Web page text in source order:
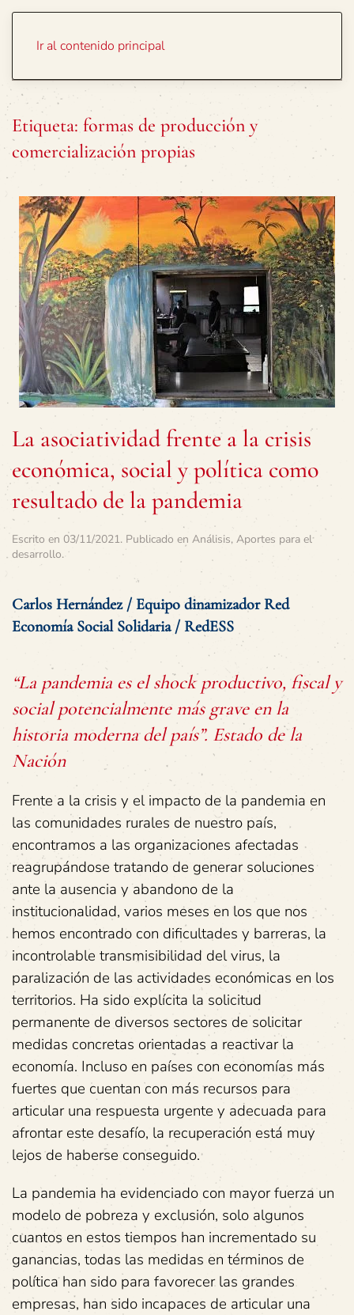
Ir al contenido principal
Etiqueta: formas de producción y
comercialización propias
La asociatividad frente a la crisis
económica, social y política como
resultado de la pandemia
Escrito en 03/11/2021. Publicado en Análisis, Aportes para el
desarrollo.
Carlos Hernández / Equipo dinamizador Red
Economía Social Solidaria / RedESS
“La pandemia es el shock productivo, fiscal y
social potencialmente más grave en la
historia moderna del país”. Estado de la
Nación
Frente a la crisis y el impacto de la pandemia en
las comunidades rurales de nuestro país,
encontramos a las organizaciones afectadas
reagrupándose tratando de generar soluciones
ante la ausencia y abandono de la
institucionalidad, varios meses en los que nos
hemos encontrado con dificultades y barreras, la
incontrolable transmisibilidad del virus, la
paralización de las actividades económicas en los
territorios. Ha sido explícita la solicitud
permanente de diversos sectores de solicitar
medidas concretas orientadas a reactivar la
economía. Incluso en países con economías más
fuertes que cuentan con más recursos para
articular una respuesta urgente y adecuada para
afrontar este desafío, la recuperación está muy
lejos de haberse conseguido.
La pandemia ha evidenciado con mayor fuerza un
modelo de pobreza y exclusión, solo algunos
cuantos en estos tiempos han incrementado su
ganancias, todas las medidas en términos de
política han sido para favorecer las grandes
empresas, han sido incapaces de articular una